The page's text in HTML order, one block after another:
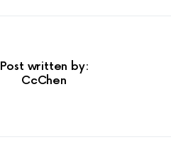
Post written by:
CcChen